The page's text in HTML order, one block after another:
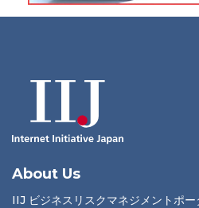
About Us
IIJ ビジネスリスクマネジメントポ